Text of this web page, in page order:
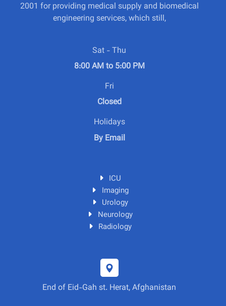
2001 for providing medical supply and biomedical
engineering services, which still,
Sat - Thu
8:00 AM to 5:00 PM
Fri
Closed
Holidays
By Email
ICU
Imaging
Urology
Neurology
Radiology
End of Eid-Gah st. Herat, Afghanistan